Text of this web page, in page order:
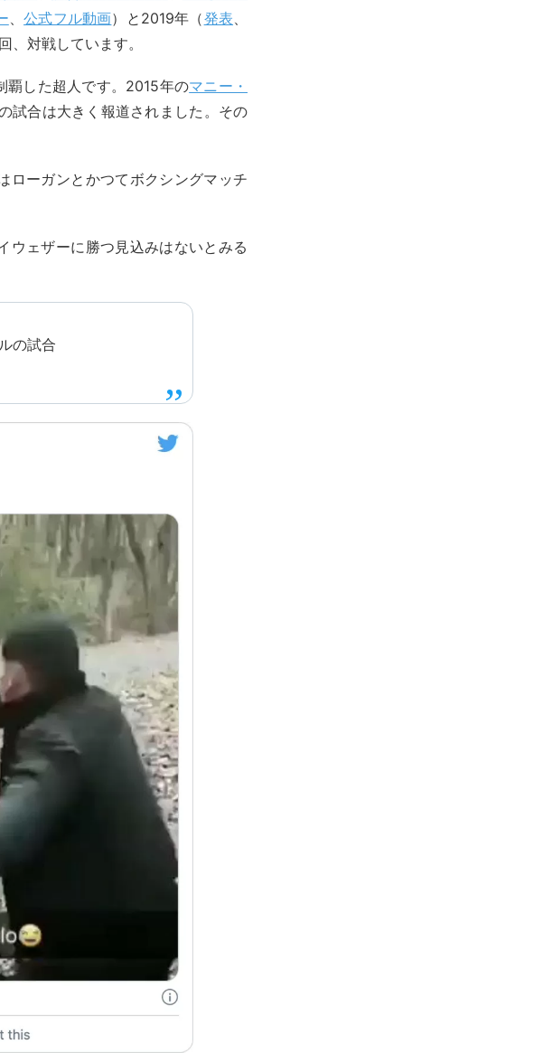
、公式フル動画）と2019年（発表
、対戦しています。
覇した超人です。2015年のマニー・
試合は大きく報道されました。その
ローガンとかつてボクシングマッチ
ウェザーに勝つ見込みはないとみる
の試合